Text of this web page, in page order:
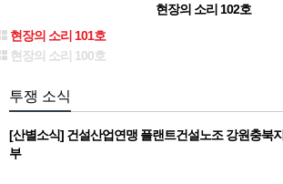
현장의 소리 102호
현장의 소리 101호
현장의 소리 100호
투쟁 소식
[산별소식] 건설산업연맹 플랜트건설노조 강원충북지
부